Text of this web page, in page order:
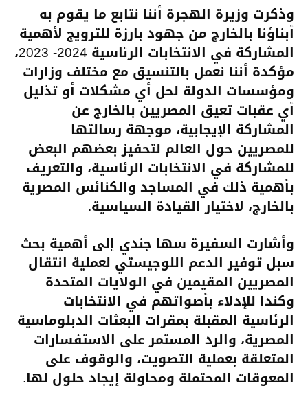
وذكرت وزيرة الهجرة أننا نتابع ما يقوم به
أبناؤنا بالخارج من جهود بارزة للترويج لأهمية
المشاركة في الانتخابات الرئاسية 2024- 2023،
مؤكدة أننا نعمل بالتنسيق مع مختلف وزارات
ومؤسسات الدولة لحل أي مشكلات أو تذليل
أي عقبات تعيق المصريين بالخارج عن
المشاركة الإيجابية، موجهة رسالتها
للمصريين حول العالم لتحفيز بعضهم البعض
للمشاركة في الانتخابات الرئاسية، والتعريف
بأهمية ذلك في المساجد والكنائس المصرية
بالخارج، لاختيار القيادة السياسية.
وأشارت السفيرة سها جندي إلى أهمية بحث
سبل توفير الدعم اللوجيستي لعملية انتقال
المصريين المقيمين في الولايات المتحدة
وكندا للإدلاء بأصواتهم في الانتخابات
الرئاسية المقبلة بمقرات البعثات الدبلوماسية
المصرية، والرد المستمر على الاستفسارات
المتعلقة بعملية التصويت، والوقوف على
المعوقات المحتملة ومحاولة إيجاد حلول لها.